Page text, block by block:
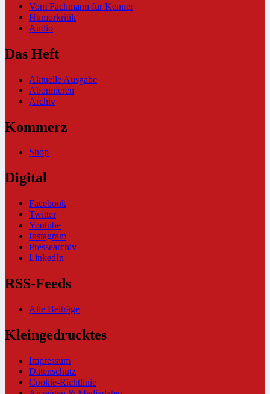
Vom Fachmann für Kenner
Humorkritik
Audio
Das Heft
Aktuelle Ausgabe
Abonnieren
Archiv
Kommerz
Shop
Digital
Facebook
Twitter
Youtube
Instagram
Pressearchiv
LinkedIn
RSS-Feeds
Alle Beiträge
Kleingedrucktes
Impressum
Datenschutz
Cookie-Richtlinie